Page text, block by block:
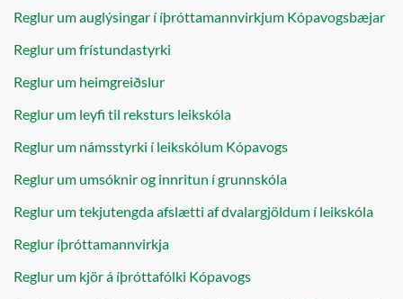
Reglur um auglýsingar í íþróttamannvirkjum Kópavogsbæjar
Reglur um frístundastyrki
Reglur um heimgreiðslur
Reglur um leyfi til reksturs leikskóla
Reglur um námsstyrki í leikskólum Kópavogs
Reglur um umsóknir og innritun í grunnskóla
Reglur um tekjutengda afslætti af dvalargjöldum í leikskóla
Reglur íþróttamannvirkja
Reglur um kjör á íþróttafólki Kópavogs